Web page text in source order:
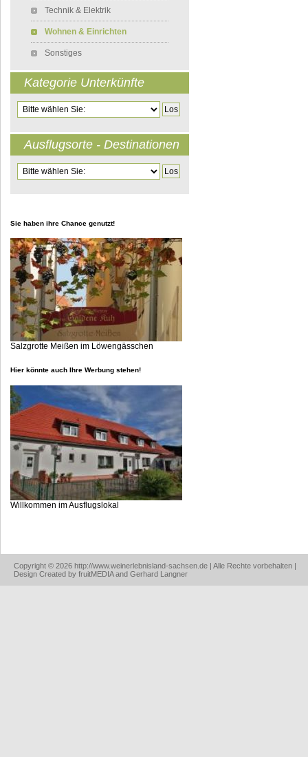
Technik & Elektrik
Wohnen & Einrichten
Sonstiges
Kategorie Unterkünfte
Zielseite
Ausflugsorte - Destinationen
Zielseite
Sie haben ihre Chance genutzt!
Salzgrotte Meißen im Löwengässchen
Hier könnte auch Ihre Werbung stehen!
Willkommen im Ausflugslokal
Copyright © 2026 http://www.weinerlebnisland-sachsen.de | Alle Rechte vorbehalten |
Design Created by fruitMEDIA and Gerhard Langner